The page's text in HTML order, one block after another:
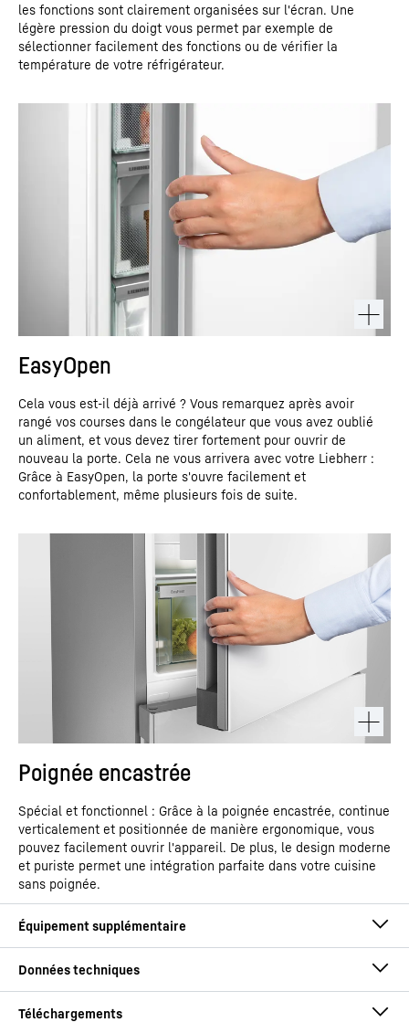
les fonctions sont clairement organisées sur l'écran. Une
légère pression du doigt vous permet par exemple de
sélectionner facilement des fonctions ou de vérifier la
température de votre réfrigérateur.
EasyOpen
Cela vous est-il déjà arrivé ? Vous remarquez après avoir
rangé vos courses dans le congélateur que vous avez oublié
un aliment, et vous devez tirer fortement pour ouvrir de
nouveau la porte. Cela ne vous arrivera avec votre Liebherr :
Grâce à EasyOpen, la porte s'ouvre facilement et
confortablement, même plusieurs fois de suite.
Poignée encastrée
Spécial et fonctionnel : Grâce à la poignée encastrée, continue
verticalement et positionnée de manière ergonomique, vous
pouvez facilement ouvrir l'appareil. De plus, le design moderne
et puriste permet une intégration parfaite dans votre cuisine
sans poignée.